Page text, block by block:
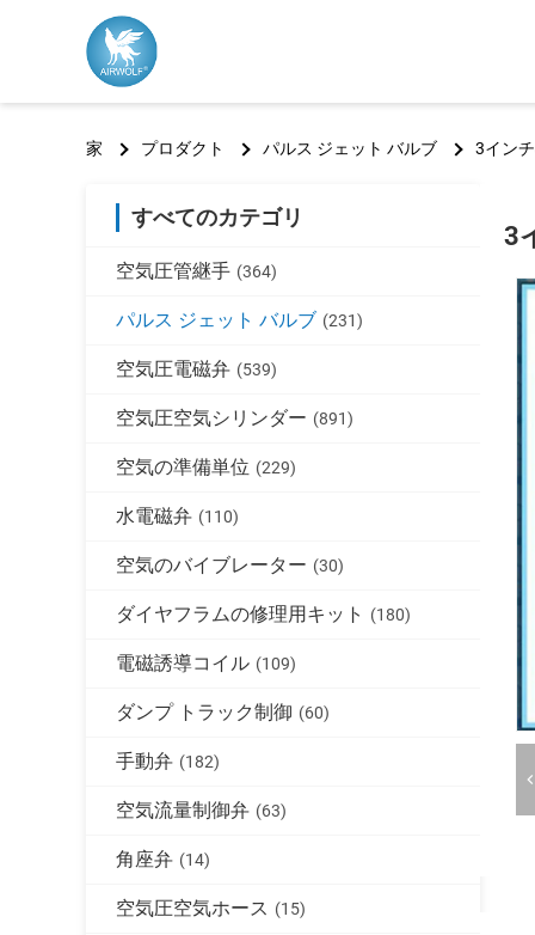
家 プロダクト パルス ジェット バルブ 3イン
すべてのカテゴリ
空気圧管継手 (364)
パルス ジェット バルブ (231)
空気圧電磁弁 (539)
空気圧空気シリンダー (891)
空気の準備単位 (229)
水電磁弁 (110)
空気のバイブレーター (30)
ダイヤフラムの修理用キット (180)
電磁誘導コイル (109)
ダンプ トラック制御 (60)
手動弁 (182)
空気流量制御弁 (63)
角座弁 (14)
空気圧空気ホース (15)
3